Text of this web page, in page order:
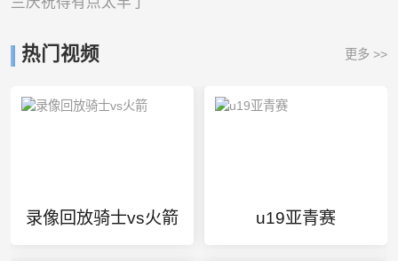
热门视频 更多 >>
录像回放骑士vs火箭 u19亚青赛